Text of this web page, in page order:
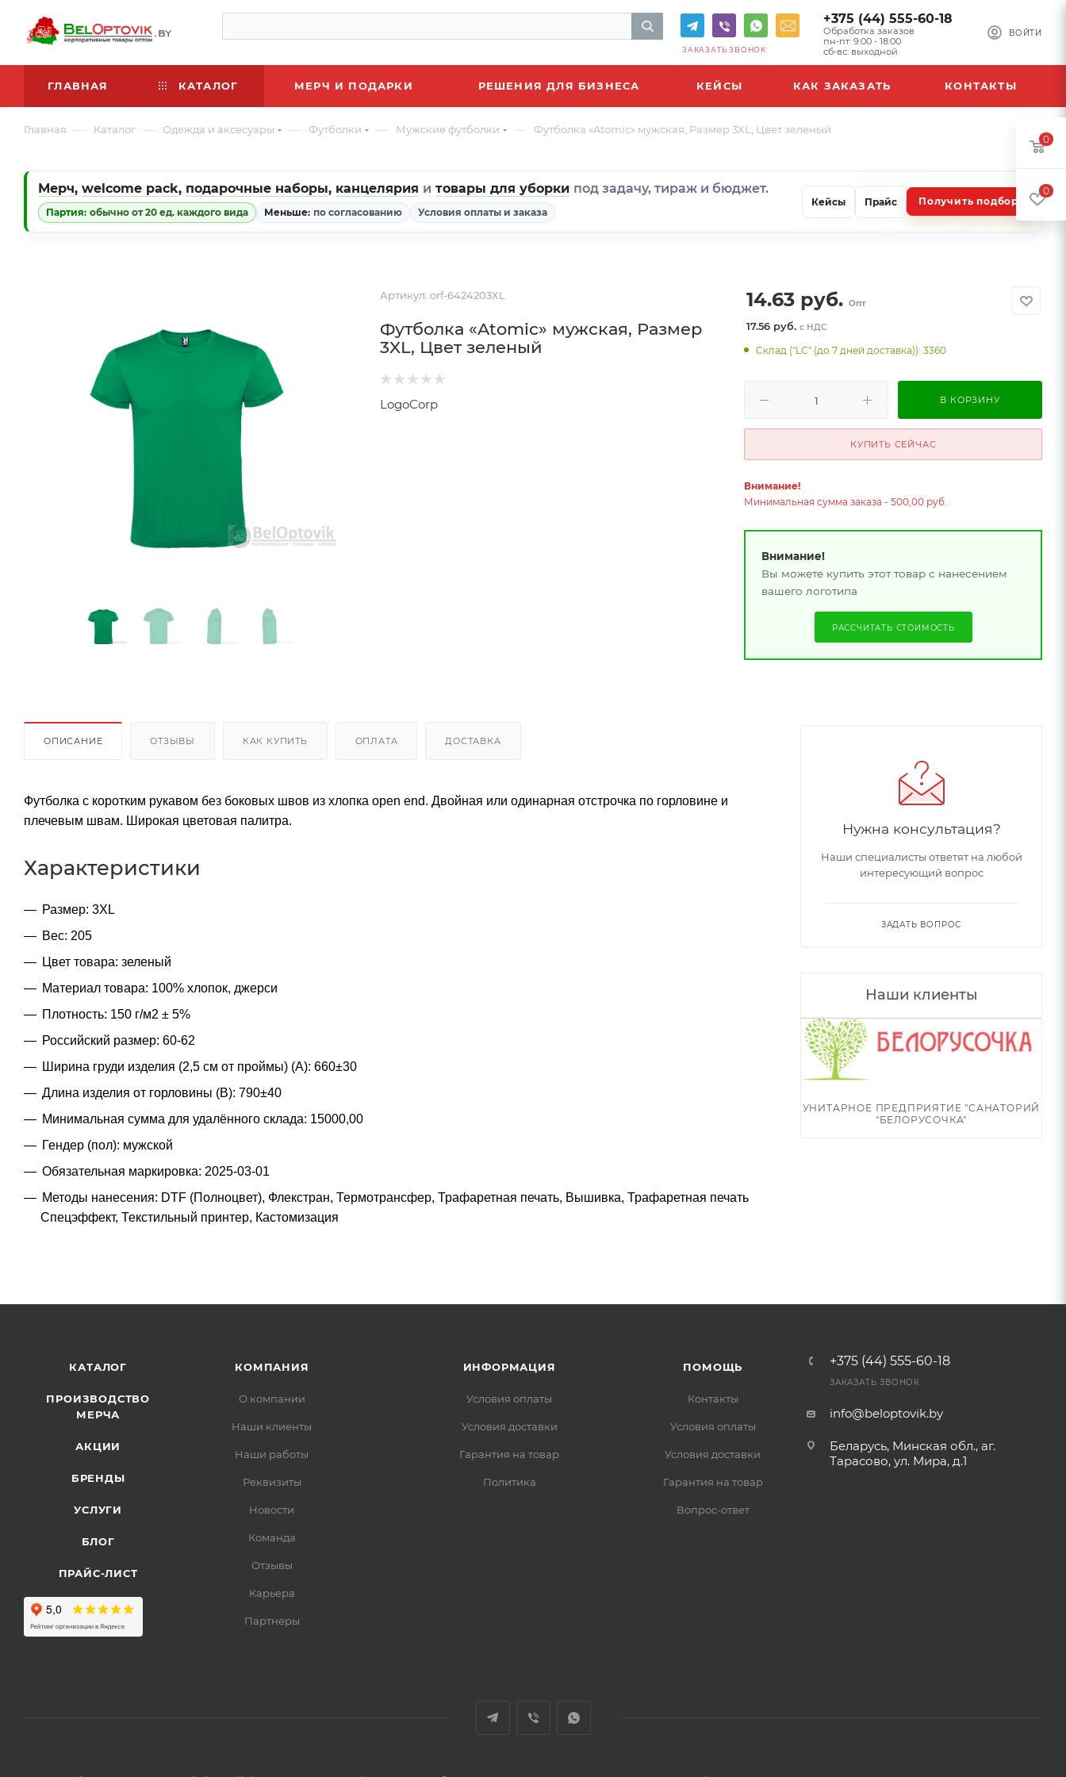
ВОЙТИ
+375 (44) 555-60-18
Обработка заказов
пн-пт: 9:00 - 18:00
сб-вс: выходной
ЗАКАЗАТЬ ЗВОНОК
ГЛАВНАЯ КАТАЛОГ МЕРЧ И ПОДАРКИ РЕШЕНИЯ ДЛЯ БИЗНЕСА КЕЙСЫ КАК ЗАКАЗАТЬ КОНТАКТЫ
Главная — Каталог — Одежда и аксесуары — Футболки — Мужские футболки — Футболка «Atomic» мужская, Размер 3XL, Цвет зеленый
Мерч, welcome pack, подарочные наборы, канцелярия и товары для уборки под задачу, тираж и бюджет.
Партия: обычно от 20 ед. каждого вида Меньше: по согласованию Условия оплаты и заказа
Кейсы Прайс Получить подбор
Артикул: orf-6424203XL
Футболка «Atomic» мужская, Размер
3XL, Цвет зеленый
LogoCorp
14.63 руб. Опт
17.56 руб.с НДС
Склад ("LC" (до 7 дней доставка)): 3360
В КОРЗИНУ
КУПИТЬ СЕЙЧАС
Внимание!
Минимальная сумма заказа - 500,00 руб.
Внимание!
Вы можете купить этот товар с нанесением
вашего логотипа
РАССЧИТАТЬ СТОИМОСТЬ
ОПИСАНИЕ ОТЗЫВЫ КАК КУПИТЬ ОПЛАТА ДОСТАВКА
Футболка с коротким рукавом без боковых швов из хлопка open end. Двойная или одинарная отстрочка по горловине и
плечевым швам. Широкая цветовая палитра.
Характеристики
Размер: 3XL
Вес: 205
Цвет товара: зеленый
Материал товара: 100% хлопок, джерси
Плотность: 150 г/м2 ± 5%
Российский размер: 60-62
Ширина груди изделия (2,5 см от проймы) (A): 660±30
Длина изделия от горловины (B): 790±40
Минимальная сумма для удалённого склада: 15000,00
Гендер (пол): мужской
Обязательная маркировка: 2025-03-01
Методы нанесения: DTF (Полноцвет), Флекстран, Термотрансфер, Трафаретная печать, Вышивка, Трафаретная печать
Спецэффект, Текстильный принтер, Кастомизация
Нужна консультация?
Наши специалисты ответят на любой
интересующий вопрос
ЗАДАТЬ ВОПРОС
Наши клиенты
УНИТАРНОЕ ПРЕДПРИЯТИЕ "САНАТОРИЙ
"БЕЛОРУСОЧКА"
КАТАЛОГ
ПРОИЗВОДСТВО
МЕРЧА
АКЦИИ
БРЕНДЫ
УСЛУГИ
БЛОГ
ПРАЙС-ЛИСТ
КОМПАНИЯ
О компании
Наши клиенты
Наши работы
Реквизиты
Новости
Команда
Отзывы
Карьера
Партнеры
ИНФОРМАЦИЯ
Условия оплаты
Условия доставки
Гарантия на товар
Политика
ПОМОЩЬ
Контакты
Условия оплаты
Условия доставки
Гарантия на товар
Вопрос-ответ
+375 (44) 555-60-18
ЗАКАЗАТЬ ЗВОНОК
info@beloptovik.by
Беларусь, Минская обл., аг.
Тарасово, ул. Мира, д.1
0
0